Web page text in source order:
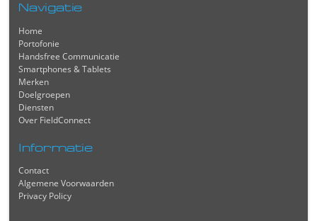
Navigatie
Home
Portofonie
Handsfree Communicatie
Smartphones & Tablets
Merken
Doelgroepen
Diensten
Over FieldConnect
Informatie
Contact
Algemene Voorwaarden
Privacy Policy